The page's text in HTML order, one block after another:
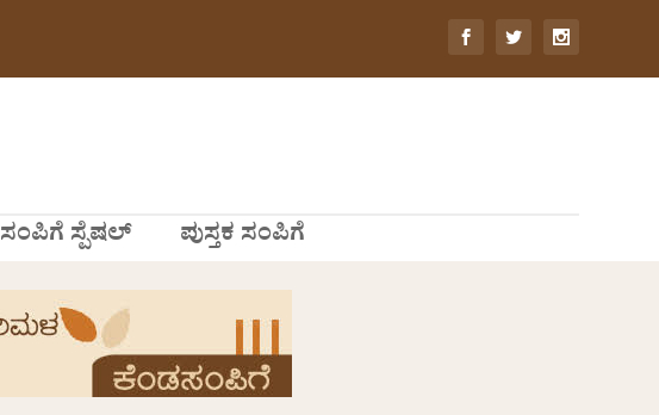
ಸಂಪಿಗೆ ಸ್ಪೆಷಲ್ ಪುಸ್ತಕ ಸಂಪಿಗೆ